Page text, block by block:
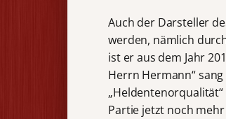
Auch der Darsteller
werden, nämlich
ist er aus dem Jahr
Herrn Hermann“
Partie jetzt noch